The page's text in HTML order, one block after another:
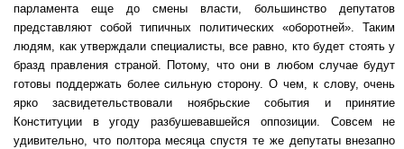
парламента еще до смены власти, большинство депутатов
представляют собой типичных политических «оборотней». Таким
людям, как утверждали специалисты, все равно, кто будет стоять у
бразд правления страной. Потому, что они в любом случае будут
готовы поддержать более сильную сторону. О чем, к слову, очень
ярко засвидетельствовали ноябрьские события и принятие
Конституции в угоду разбушевавшейся оппозиции. Совсем не
удивительно, что полтора месяца спустя те же депутаты внезапно